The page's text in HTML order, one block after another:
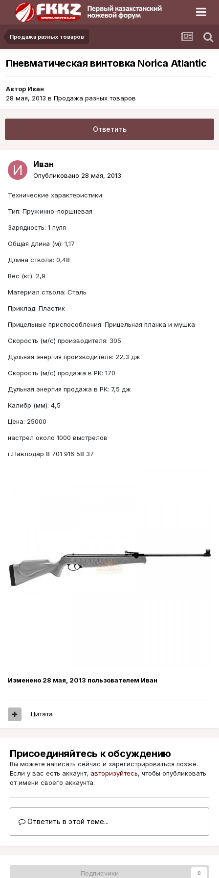
Продажа разных товаров
Пневматическая винтовка Norica Atlantic
Автор Иван
28 мая, 2013 в Продажа разных товаров
Ответить
Иван
Опубликовано 28 мая, 2013
Технические характеристики:
Тип: Пружинно-поршневая
Зарядность: 1 пуля
Общая длина (м): 1,17
Длина ствола: 0,48
Вес (кг): 2,9
Материал ствола: Сталь
Приклад: Пластик
Прицельные приспособления: Прицельная планка и мушка
Скорость (м/с) производителя: 305
Дульная энергия производителя: 22,3 дж
Скорость (м/с) продажа в РК: 170
Дульная энергия продажа в РК: 7,5 дж
Калибр (мм): 4,5
Цена: 25000
настрел около 1000 выстрелов
г.Павлодар 8 701 916 58 37
Изменено 28 мая, 2013 пользователем Иван
Цитата
Присоединяйтесь к обсуждению
Вы можете написать сейчас и зарегистрироваться позже.
Если у вас есть аккаунт, авторизуйтесь, чтобы опубликовать
от имени своего аккаунта.
Ответить в этой теме...
Подписчики 0